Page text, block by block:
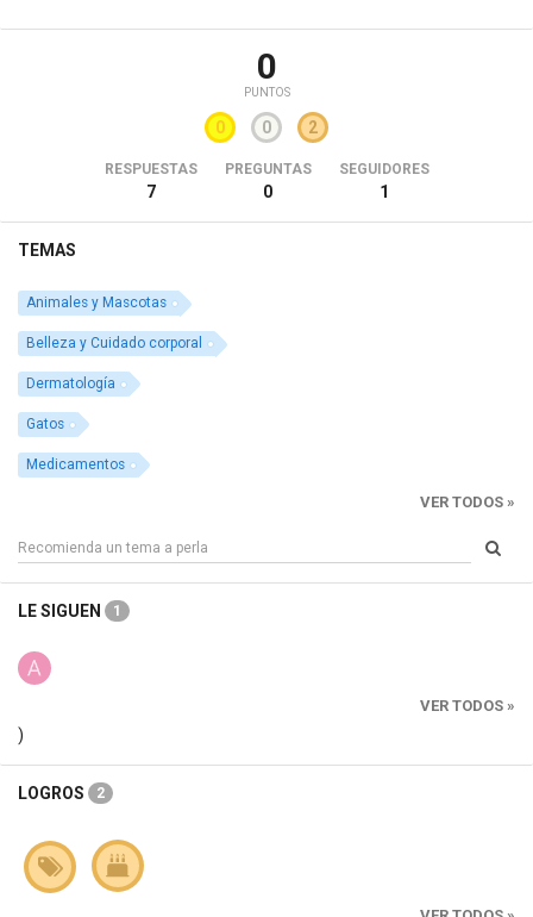
0
PUNTOS
0 0 2
RESPUESTAS
7
PREGUNTAS
0
SEGUIDORES
1
TEMAS
Animales y Mascotas
Belleza y Cuidado corporal
Dermatología
Gatos
Medicamentos
VER TODOS »
LE SIGUEN 1
VER TODOS »
)
LOGROS 2